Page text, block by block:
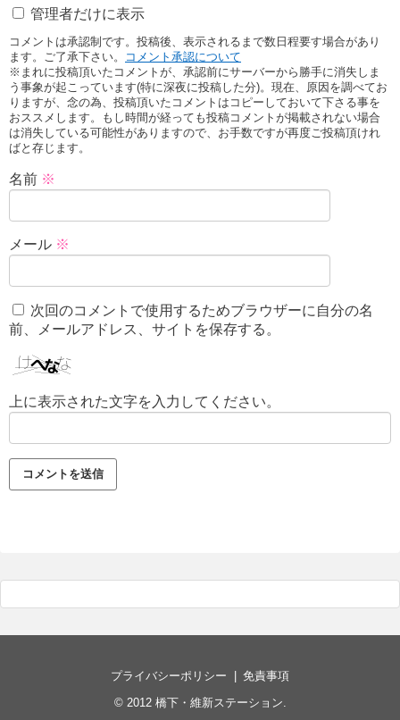
管理者だけに表示
コメントは承認制です。投稿後、表示されるまで数日程要す場合があり
ます。ご了承下さい。
コメント承認について
※まれに投稿頂いたコメントが、承認前にサーバーから勝手に消失しま
う事象が起こっています(特に深夜に投稿した分)。現在、原因を調べてお
りますが、念の為、投稿頂いたコメントはコピーしておいて下さる事を
おススメします。もし時間が経っても投稿コメントが掲載されない場合
は消失している可能性がありますので、お手数ですが再度ご投稿頂けれ
ばと存じます。
名前 ※
メール ※
次回のコメントで使用するためブラウザーに自分の名
前、メールアドレス、サイトを保存する。
上に表示された文字を入力してください。
プライバシーポリシー
免責事項
© 2012 橋下・維新ステーション